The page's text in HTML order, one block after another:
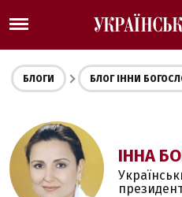
БЛОГИ БЛОГ ІННИ
ІННА